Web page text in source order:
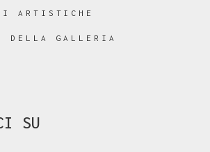
ARTISTICHE
DELLA GALLERIA
SU